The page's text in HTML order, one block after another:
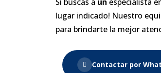
lugar indicado! Nuestro
para brindarte la mejor
Contactar por